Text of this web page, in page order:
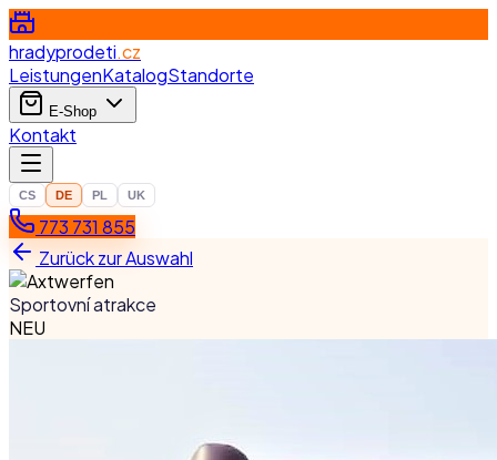
hradyprodeti.cz
LeistungenKatalogStandorte
E-Shop
Kontakt
CS DE PL UK
773 731 855
Zurück zur Auswahl
Sportovní atrakce
NEU